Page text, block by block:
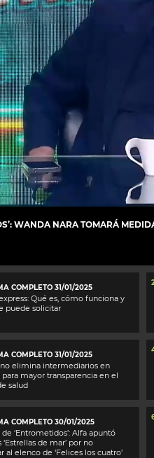
INTELEXIS TV
WANDA NARA TOMARÁ
COMPLETO 31/01/2025
Qué es, cómo funciona y
puede solicitar
COMPLETO 31/01/2025
elimina intermediarios en
para mayor transparencia en el
salud
COMPLETO 30/01/2025
‘Entrometidos’: Alfa apuntó
de mar’ por no
al elenco de ‘Felices los cuatro’